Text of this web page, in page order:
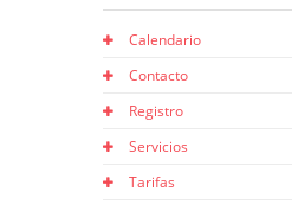
Calendario
Contacto
Registro
Servicios
Tarifas